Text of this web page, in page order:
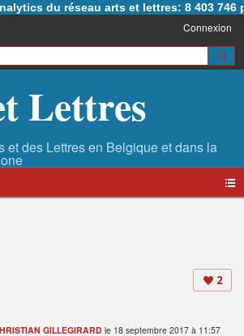
du réseau arts et lettres: 8 403 746
Connexion
Lettres
2
GILLEGIRARD le 18 septembre 2017 à 11:57